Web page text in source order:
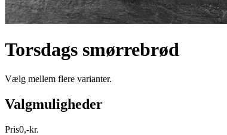
Torsdags smørrebrød
Vælg mellem flere varianter.
Valgmuligheder
Pris0,-kr.